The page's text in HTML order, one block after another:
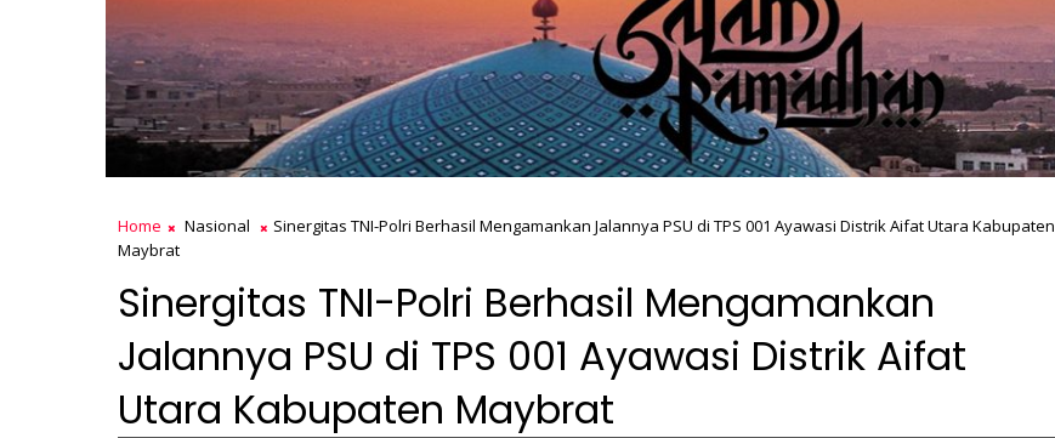
Home Nasional
Sinergitas TNI-Polri Berhasil Mengamankan Jalannya PSU di TPS 001 Ayawasi Distrik Aifat Utara Kabupaten
Maybrat
Sinergitas TNI-Polri Berhasil Mengamankan
Jalannya PSU di TPS 001 Ayawasi Distrik Aifat
Utara Kabupaten Maybrat